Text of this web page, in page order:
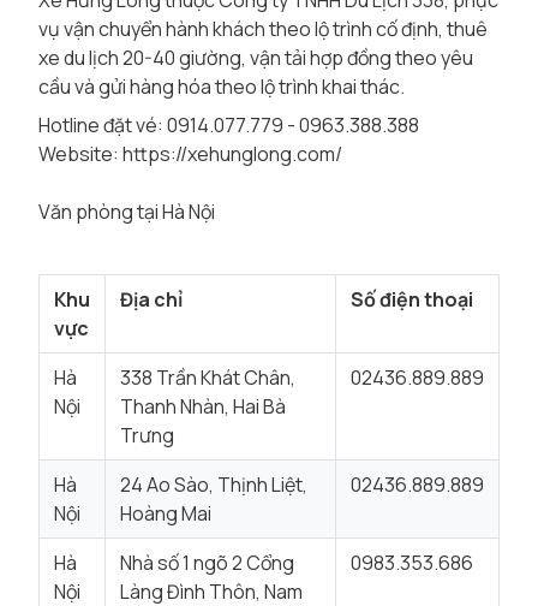
vụ vận chuyển hành khách theo lộ trình cố định, thuê
xe du lịch 20-40 giường, vận tải hợp đồng theo yêu
cầu và gửi hàng hóa theo lộ trình khai thác.
Hotline đặt vé: 0914.077.779 - 0963.388.388
Website: https://xehunglong.com/
Văn phòng tại Hà Nội
Khu
vực
Địa chỉ Số điện thoại
Hà
Nội
338 Trần Khát Chân,
Thanh Nhàn, Hai Bà
Trưng
02436.889.889
Hà
Nội
24 Ao Sào, Thịnh Liệt,
Hoàng Mai
02436.889.889
Hà
Nội
Nhà số 1 ngõ 2 Cổng
Làng Đình Thôn, Nam
0983.353.686